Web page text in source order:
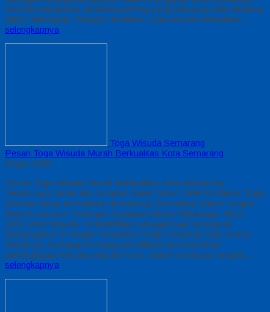
Wisuda merupakan peristiwa penting yang biasanya tidak terulang
dalam kehidupan. Dengan demikian, toga wisuda berkualitas…
selengkapnya
Toga Wisuda Semarang
Pesan Toga Wisuda Murah Berkualitas Kota Semarang
8 April 2026
Pesan Toga Wisuda Murah Berkualitas Kota Semarang
Terpercaya, Aman dan Amanah Sejak Tahun 1999 Produser Toga
Wisuda Harga bersahabat di kantong Berkualitas Dalam rangka
Macam-macam Golongan Kegiatan belajar WhatsApp: 0812-
2282-1060 Wisuda Teridentifikasi sebagai Saat bersejarah
Berpengaruh Di bagian Perjalanan hidup Pelatihan Satu sosok
Akibatnya, berbagai lembaga pendidikan membutuhkan
perlengkapan wisuda yang bermutu. Dalam perayaan wisuda,…
selengkapnya